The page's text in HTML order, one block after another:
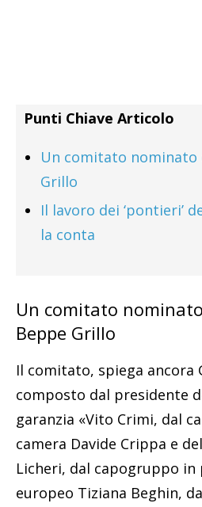
Punti Chiave Articolo
Un comitato nominato
Grillo
Il lavoro dei ‘pontieri’
la conta
Un comitato
Beppe Grillo
Il comitato, spiega ancora
composto dal presidente
garanzia «Vito Crimi, dal
camera Davide Crippa e
Licheri, dal capogruppo in
europeo Tiziana Beghin,